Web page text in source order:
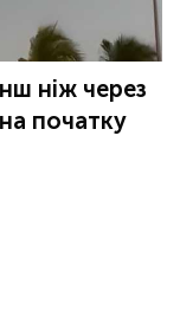
ніж через
початку